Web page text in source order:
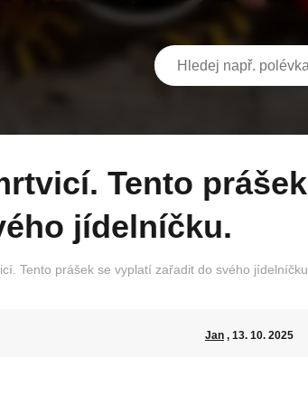
jídelníčku.
Tento prášek se vyplatí zařadit do svého jídelníčku.
Jan, 13. 10. 2025